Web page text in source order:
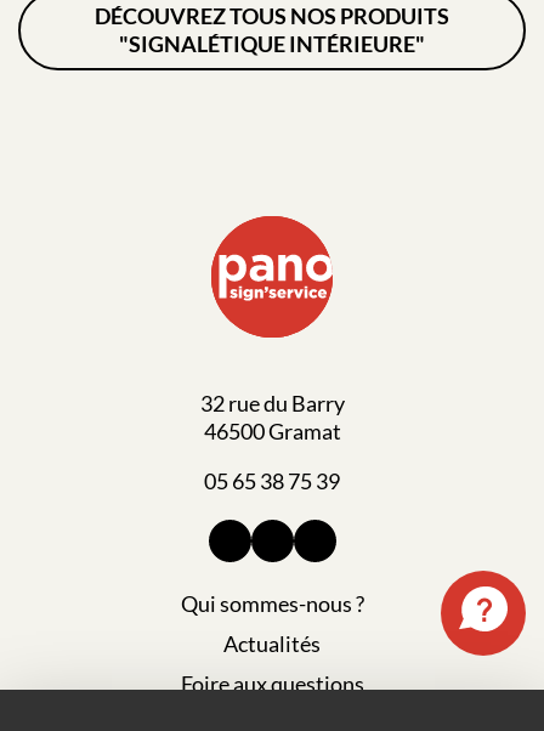
DÉCOUVREZ TOUS NOS PRODUITS
"SIGNALÉTIQUE INTÉRIEURE"
32 rue du Barry
46500 Gramat
05 65 38 75 39
Qui sommes-nous ?
Actualités
Foire aux questions